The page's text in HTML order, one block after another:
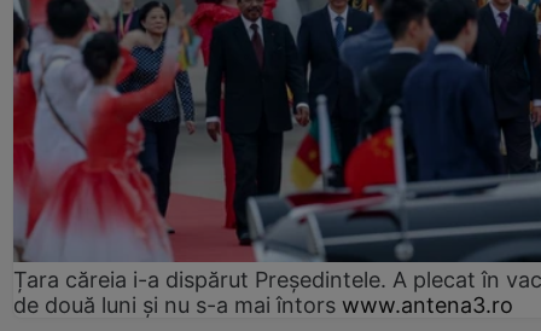
Țara căreia i-a dispărut Președintele. A plecat în
de două luni și nu s-a mai întors www.antena3.ro